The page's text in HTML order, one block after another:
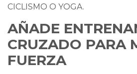
CICLISMO O YOGA.
AÑADE
CRUZADO PARA
FUERZA